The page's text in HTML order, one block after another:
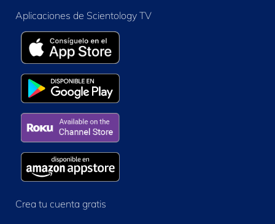
Aplicaciones de Scientology TV
Crea tu cuenta gratis